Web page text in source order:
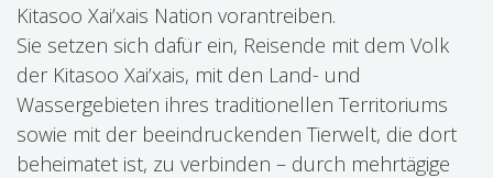
Kitasoo Xai’xais Nation vorantreiben.
Sie setzen sich dafür ein, Reisende mit dem Volk
der Kitasoo Xai’xais, mit den Land- und
Wassergebieten ihres traditionellen Territoriums
sowie mit der beeindruckenden Tierwelt, die dort
beheimatet ist, zu verbinden – durch mehrtägige